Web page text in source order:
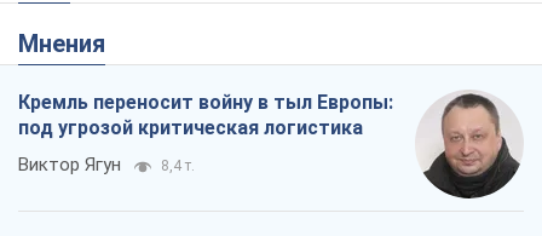
Мнения
Кремль переносит войну в тыл Европы:
под угрозой критическая логистика
Виктор Ягун 8,4 т.